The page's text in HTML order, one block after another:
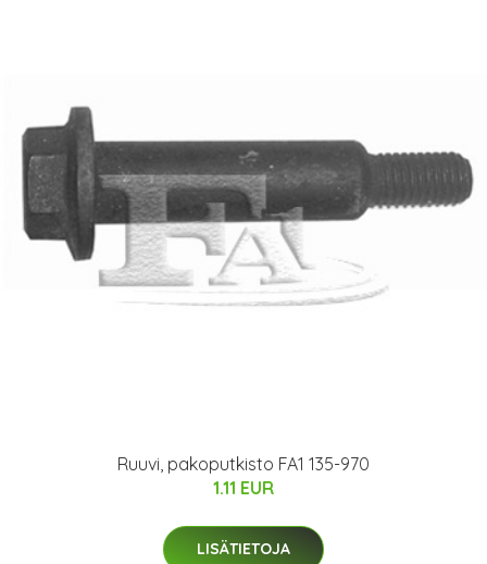
Ruuvi, pakoputkisto FA1 135-970
1.11 EUR
LISÄTIETOJA